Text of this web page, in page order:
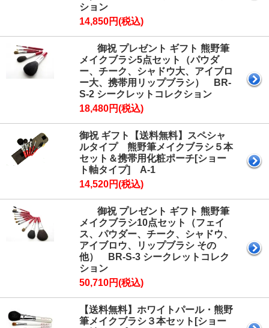
ション
14,850円(税込)
御祝 プレゼント ギフト 熊野筆
メイクブラシ5点セット（パウダ
ー、チーク、シャドウ大、アイブロ
ー大、携帯用リップブラシ） BR-
S-2 シークレットコレクション
18,480円(税込)
御祝 ギフト【送料無料】スペシャ
ルタイプ 熊野筆メイクブラシ５本
セット＆携帯用化粧ポーチ[ショー
ト軸タイプ] A-1
14,520円(税込)
御祝 プレゼント ギフト 熊野筆
メイクブラシ10点セット（フェイ
ス、パウダー、チーク、シャドウ、
アイブロウ、リップブラシ その
他） BR-S-3 シークレットコレク
ション
50,710円(税込)
【送料無料】ホワイトパール・熊野
筆メイクブラシ３本セット[ショー